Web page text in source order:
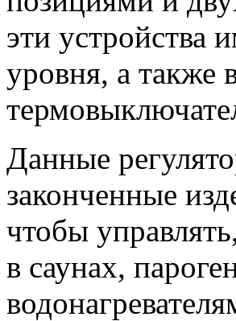
эти устройства
уровня, а
Данные
законченные
чтобы
в саунах,